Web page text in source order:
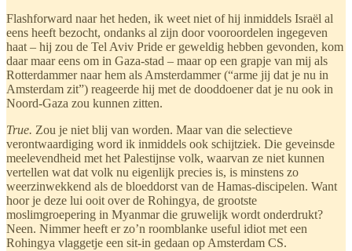
Flashforward naar het heden, ik weet niet of hij inmiddels Israël al
eens heeft bezocht, ondanks al zijn door vooroordelen ingegeven
haat – hij zou de Tel Aviv Pride er geweldig hebben gevonden, kom
daar maar eens om in Gaza-stad – maar op een grapje van mij als
Rotterdammer naar hem als Amsterdammer (“arme jij dat je nu in
Amsterdam zit”) reageerde hij met de dooddoener dat je nu ook in
Noord-Gaza zou kunnen zitten.
True. Zou je niet blij van worden. Maar van die selectieve
verontwaardiging word ik inmiddels ook schijtziek. Die geveinsde
meelevendheid met het Palestijnse volk, waarvan ze niet kunnen
vertellen wat dat volk nu eigenlijk precies is, is minstens zo
weerzinwekkend als de bloeddorst van de Hamas-discipelen. Want
hoor je deze lui ooit over de Rohingya, de grootste
moslimgroepering in Myanmar die gruwelijk wordt onderdrukt?
Neen. Nimmer heeft er zo’n roomblanke useful idiot met een
Rohingya vlaggetje een sit-in gedaan op Amsterdam CS.